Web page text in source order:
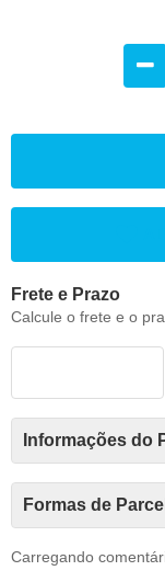
Frete e Prazo
Calcule o frete e o
Informações do
Formas de
Carregando